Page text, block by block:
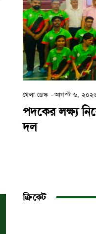
খেলা ডেস্ক -আগস্ট ৬,
পদকের লক্ষ্য
দল
ক্রিকেট